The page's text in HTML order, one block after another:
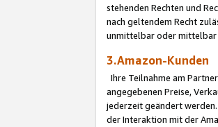
stehenden Rechten und
nach geltendem Recht
unmittelbar oder mittelbar
3.Amazon-Kunden
Ihre Teilnahme am
angegebenen Preise,
jederzeit geändert
der Interaktion mit der